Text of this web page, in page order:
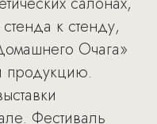
к стенду,
Очага»
продукцию.
Фестиваль